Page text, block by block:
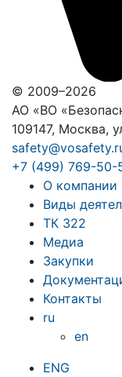
© 2009–2026
АО «ВО
109147, Москва,
+7 (499) 769-50-
О компании
Виды
ТК 322
Медиа
Закупки
Контакты
ru
en
ENG